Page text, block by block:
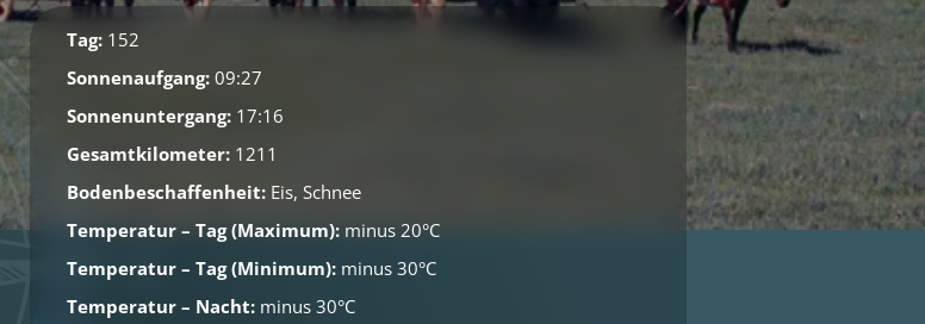
Tag: 152
Sonnenaufgang: 09:27
Sonnenuntergang: 17:16
Gesamtkilometer: 1211
Bodenbeschaffenheit: Eis, Schnee
Temperatur – Tag (Maximum): minus 20°C
Temperatur – Tag (Minimum): minus 30°C
Temperatur – Nacht: minus 30°C